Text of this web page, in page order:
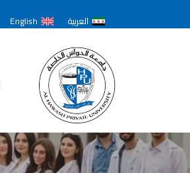
العربية English